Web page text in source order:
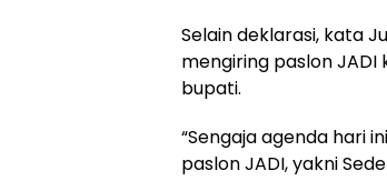
Selain deklarasi, kata
mengiring paslon JADI
bupati.
“Sengaja agenda hari
paslon JADI, yakni